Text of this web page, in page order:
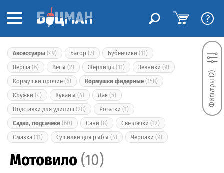
?
Аксессуары (49) Багор (7) Бубенчики (11)
Верша (6) Весы (2) Жерлицы (11) Зевники (9)
Кормушки прочие (6) Кормушки фидерные (158)
Кружки (4) Куканы (4) Лак (5)
Подставки для удилищ (28) Рогатки (1)
Садки, подсачеки (60) Сани (8) Светлячки (12)
Смазка (11) Сушилки для рыбы (4) Черпаки (9)
Мотовило (10)
Фильтры (2)